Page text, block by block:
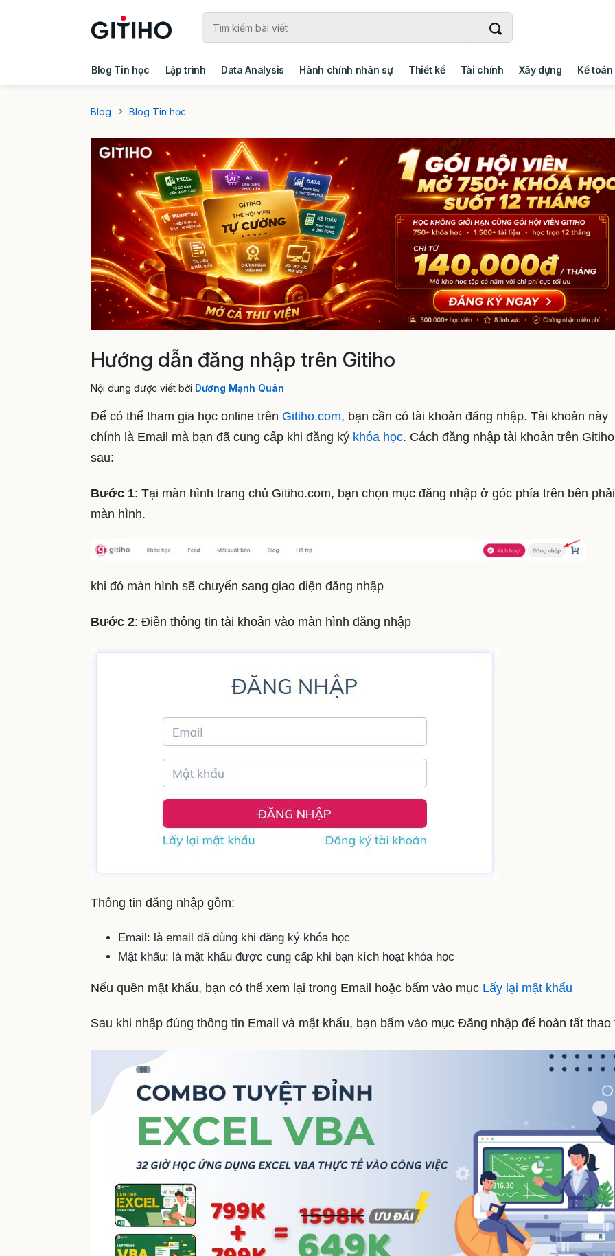
Blog Tin học Lập trình Data Analysis Hành chính nhân sự Thiết kế Tài chính Xây dựng Kế toán
Blog
Blog Tin học
Hướng dẫn đăng nhập trên Gitiho
Nội dung được viết bởi Dương Mạnh Quân
Để có thể tham gia học online trên Gitiho.com, bạn cần có tài khoản đăng nhập. Tài khoản này
chính là Email mà bạn đã cung cấp khi đăng ký khóa học. Cách đăng nhập tài khoản trên
sau:
Bước 1: Tại màn hình trang chủ Gitiho.com, bạn chọn mục đăng nhập ở góc phía trên bên phải
màn hình.
khi đó màn hình sẽ chuyển sang giao diện đăng nhập
Bước 2: Điền thông tin tài khoản vào màn hình đăng nhập
Thông tin đăng nhập gồm:
Email: là email đã dùng khi đăng ký khóa học
Mật khẩu: là mật khẩu được cung cấp khi bạn kích hoạt khóa học
Nếu quên mật khẩu, bạn có thể xem lại trong Email hoặc bấm vào mục Lấy lại mật khẩu
Sau khi nhập đúng thông tin Email và mật khẩu, bạn bấm vào mục Đăng nhập để hoàn tất thao